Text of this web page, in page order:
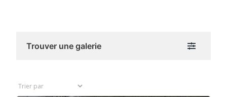
Trouver une galerie